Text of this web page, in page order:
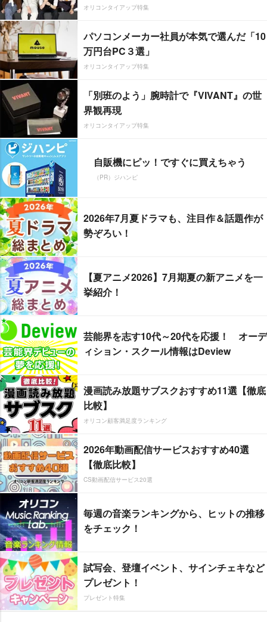
オリコンタイアップ特集
パソコンメーカー社員が本気で選んだ「10
万円台PC３選」
オリコンタイアップ特集
「別班のよう」腕時計で『VIVANT』の世
界観再現
オリコンタイアップ特集
自販機にピッ！ですぐに買えちゃう
（PR）ジハンピ
2026年7月夏ドラマも、注目作＆話題作が
勢ぞろい！
【夏アニメ2026】7月期夏の新アニメを一
挙紹介！
芸能界を志す10代～20代を応援！ オーデ
ィション・スクール情報はDeview
漫画読み放題サブスクおすすめ11選【徹底
比較】
オリコン顧客満足度ランキング
2026年動画配信サービスおすすめ40選
【徹底比較】
CS動画配信サービス20選
毎週の音楽ランキングから、ヒットの推移
をチェック！
試写会、登壇イベント、サインチェキなど
プレゼント！
プレゼント特集